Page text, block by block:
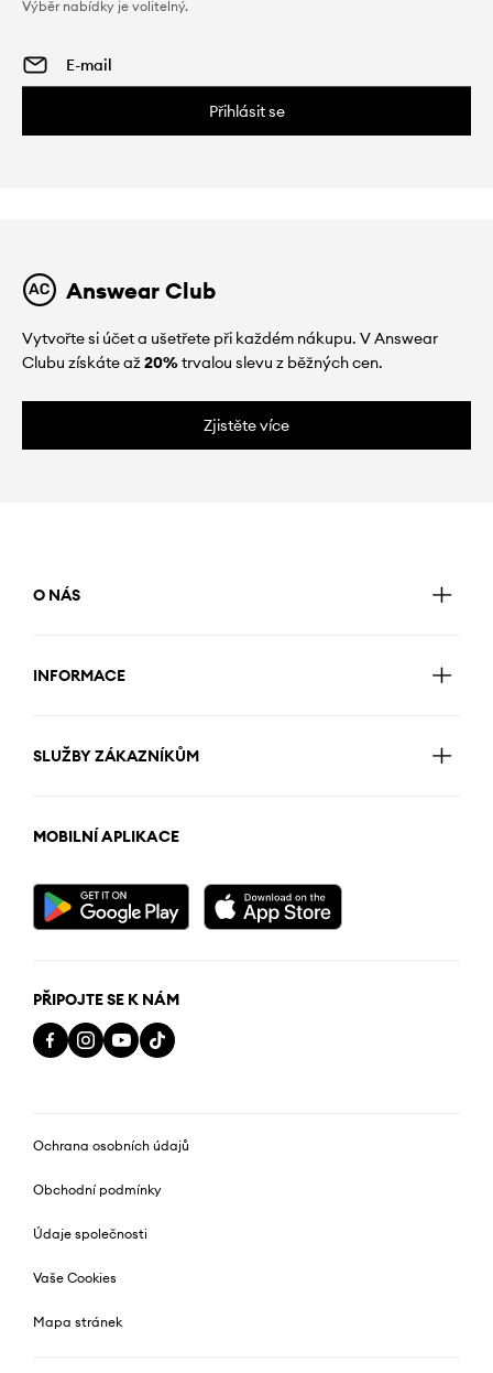
Výběr nabídky je volitelný.
Přihlásit se
Answear Club
Vytvořte si účet a ušetřete při každém nákupu. V Answear
Clubu získáte až20%trvalou slevu z běžných cen.
Zjistěte více
O NÁS
INFORMACE
SLUŽBY ZÁKAZNÍKŮM
MOBILNÍ APLIKACE
PŘIPOJTE SE K NÁM
Ochrana osobních údajů
Obchodní podmínky
Údaje společnosti
Vaše Cookies
Mapa stránek